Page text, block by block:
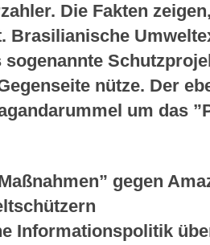
Die Fakten
Brasilianische
sogenannte
nütze. Der
um das
gegen
Informationspolitik